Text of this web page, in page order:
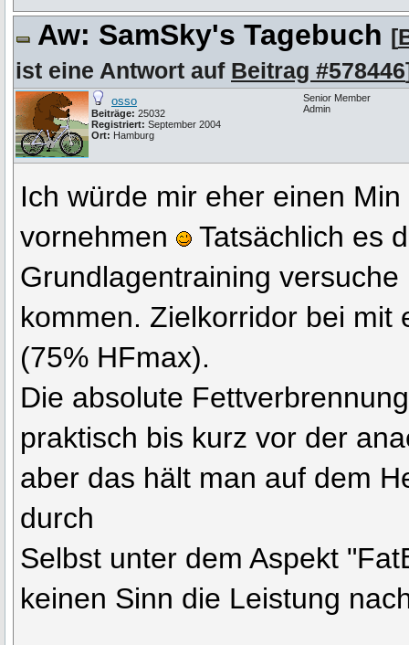
Aw: SamSky's Tagebuch [
ist eine Antwort auf Beitrag #578446
osso
Beiträge: 25032
Registriert: September 2004
Ort: Hamburg
Senior Member
Admin
Ich würde mir eher einen
vornehmen
Tatsächlich es
Grundlagentraining
kommen. Zielkorridor bei mit
(75% HFmax).
Die absolute
praktisch bis kurz vor der
aber das hält man auf dem
durch
Selbst unter dem Aspekt
keinen Sinn die Leistung